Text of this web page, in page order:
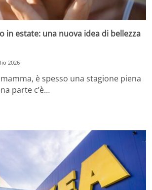
in estate: una nuova idea di bellezza
2026
è spesso una stagione piena
parte c’è…